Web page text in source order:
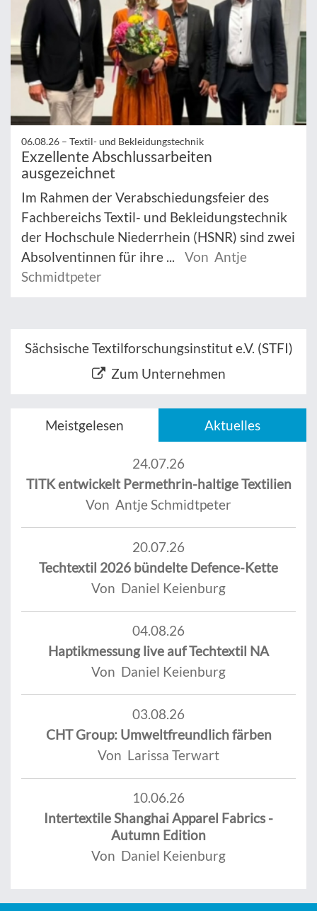
06.08.26 – Textil- und Bekleidungstechnik
Exzellente Abschlussarbeiten
ausgezeichnet
Im Rahmen der Verabschiedungsfeier des
Fachbereichs Textil- und Bekleidungstechnik
der Hochschule Niederrhein (HSNR) sind zwei
Absolventinnen für ihre ...
Von Antje
Schmidtpeter
Sächsische Textilforschungsinstitut e.V. (STFI)
Zum Unternehmen
Meistgelesen Aktuelles
24.07.26
TITK entwickelt Permethrin-haltige Textilien
Von Antje Schmidtpeter
20.07.26
Techtextil 2026 bündelte Defence-Kette
Von Daniel Keienburg
04.08.26
Haptikmessung live auf Techtextil NA
Von Daniel Keienburg
03.08.26
CHT Group: Umweltfreundlich färben
Von Larissa Terwart
10.06.26
Intertextile Shanghai Apparel Fabrics -
Autumn Edition
Von Daniel Keienburg